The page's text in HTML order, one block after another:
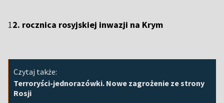
12. rocznica rosyjskiej inwazji na Krym
Czytaj także:
Terroryści-jednorazówki. Nowe zagrożenie ze strony
Rosji